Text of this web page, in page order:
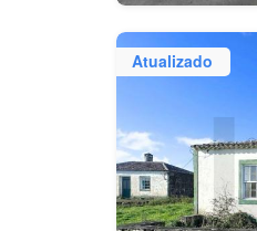
Atualizado